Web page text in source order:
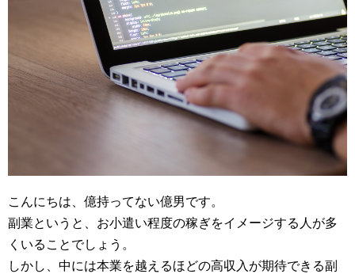
こんにちは、億持ってない億男です。
副業というと、お小遣い程度の稼ぎをイメージする人が多
くいることでしょう。
しかし、中には本業を越えるほどの高収入が期待できる副